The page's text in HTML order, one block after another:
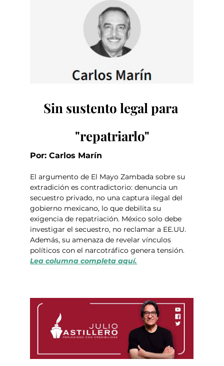
Sin sustento legal para
"repatriarlo"
Por: Carlos Marín
El argumento de El Mayo Zambada sobre su
extradición es contradictorio: denuncia un
secuestro privado, no una captura ilegal del
gobierno mexicano, lo que debilita su
exigencia de repatriación. México solo debe
investigar el secuestro, no reclamar a EE.UU.
Además, su amenaza de revelar vínculos
políticos con el narcotráfico genera tensión.
Lea columna completa aquí.